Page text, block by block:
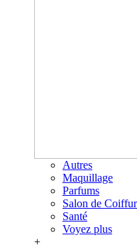
Autres
Maquillage
Parfums
Salon de
Santé
Voyez plus
+